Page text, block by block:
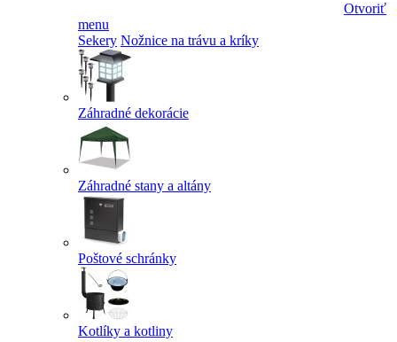
Otvoriť
menu
Sekery Nožnice na trávu a kríky
Záhradné dekorácie
Záhradné stany a altány
Poštové schránky
Kotlíky a kotliny